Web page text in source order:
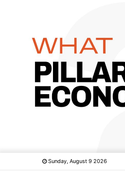
Sunday, August 9 2026